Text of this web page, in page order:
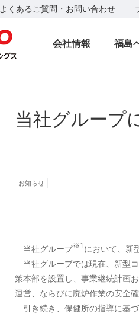
よくあるご質問・お問い合わせ
会社情報 福島
当社グループ
お知らせ
当社グループ※1 において、新
当社グループでは現在、新型
策本部を設置し、事業継続計画
運営、ならびに廃炉作業の安全
引き続き、保健所の指導に基